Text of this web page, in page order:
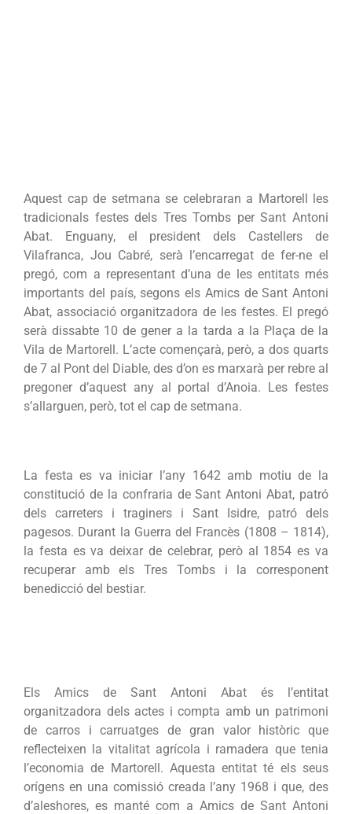
Aquest cap de setmana se celebraran a Martorell les
tradicionals festes dels Tres Tombs per Sant Antoni
Abat. Enguany, el president dels Castellers de
Vilafranca, Jou Cabré, serà l’encarregat de fer-ne el
pregó, com a representant d’una de les entitats més
importants del país, segons els Amics de Sant Antoni
Abat, associació organitzadora de les festes. El pregó
serà dissabte 10 de gener a la tarda a la Plaça de la
Vila de Martorell. L’acte començarà, però, a dos quarts
de 7 al Pont del Diable, des d’on es marxarà per rebre al
pregoner d’aquest any al portal d’Anoia. Les festes
s’allarguen, però, tot el cap de setmana.
La festa es va iniciar l’any 1642 amb motiu de la
constitució de la confraria de Sant Antoni Abat, patró
dels carreters i traginers i Sant Isidre, patró dels
pagesos. Durant la Guerra del Francès (1808 – 1814),
la festa es va deixar de celebrar, però al 1854 es va
recuperar amb els Tres Tombs i la corresponent
benedicció del bestiar.
Els Amics de Sant Antoni Abat és l’entitat
organitzadora dels actes i compta amb un patrimoni
de carros i carruatges de gran valor històric que
reflecteixen la vitalitat agrícola i ramadera que tenia
l’economia de Martorell. Aquesta entitat té els seus
orígens en una comissió creada l’any 1968 i que, des
d’aleshores, es manté com a Amics de Sant Antoni